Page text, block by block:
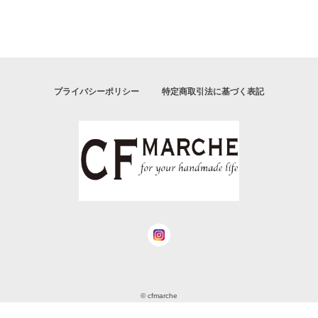
プライバシーポリシー 特定商取引法に基づく表記
© cfmarche